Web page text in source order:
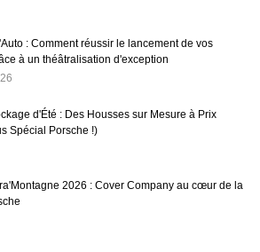
: Comment réussir le lancement de vos
à un théâtralisation d'exception
d'Été : Des Housses sur Mesure à Prix
Spécial Porsche !)
2026 : Cover Company au cœur de la